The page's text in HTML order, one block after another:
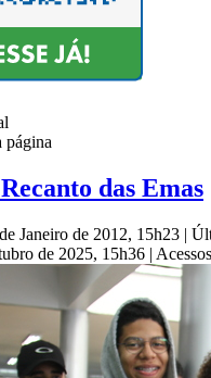
página
das Emas
Janeiro de 2012, 15h23 |
de 2025, 15h36 |